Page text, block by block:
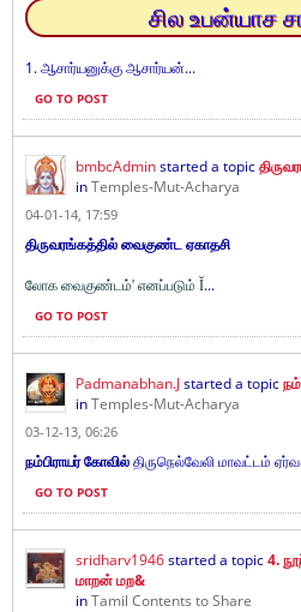
சில உபன்யாச
1. ஆசார்யனுக்கு ஆசார்யன்...
GO TO POST
bmbcAdminstarted a topic
inTemples-Mut-Acharya
04-01-14, 17:59
திருவரங்கத்தில் வைகுண்ட ஏகாதசி
லோக வைகுண்டம்' எனப்படும் Ĭ...
GO TO POST
Padmanabhan.Jstarted a topic
inTemples-Mut-Acharya
03-12-13, 06:26
நம்பிராயர் கோவில்திருநெல்வேலி மாவட்டம்
GO TO POST
sridharv1946started a topic4.
மாறன் மற&
inTamil Contents to Share